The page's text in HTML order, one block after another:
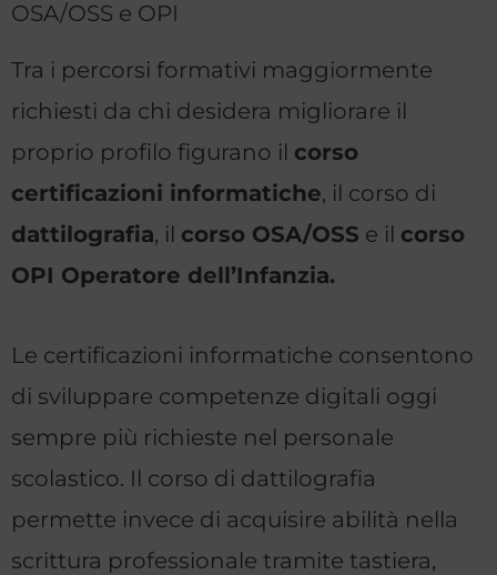
OSA/OSS e OPI
Tra i percorsi formativi maggiormente
richiesti da chi desidera migliorare il
proprio profilo figurano il corso
certificazioni informatiche, il corso di
dattilografia, il corso OSA/OSS e il corso
OPI Operatore dell’Infanzia.
Le certificazioni informatiche consentono
di sviluppare competenze digitali oggi
sempre più richieste nel personale
scolastico. Il corso di dattilografia
permette invece di acquisire abilità nella
scrittura professionale tramite tastiera,